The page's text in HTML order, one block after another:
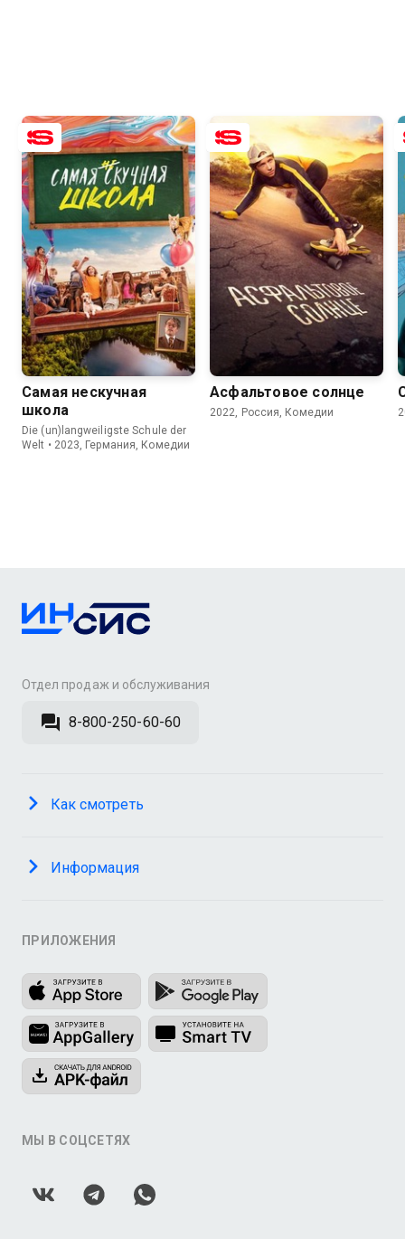
7.5 4.5
Самая нескучная
школа
Die (un)langweiligste Schule der
Welt • 2023, Германия, Комедии
5.6
Асфальтовое солнце
2022, Россия, Комедии
Отдел продаж и обслуживания
8-800-250-60-60
Как смотреть
Информация
ПРИЛОЖЕНИЯ
МЫ В СОЦСЕТЯХ